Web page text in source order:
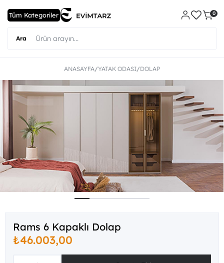
0
ANASAYFA YATAK ODASI DOLAP
Rams 6 Kapaklı Dolap
₺46.003,00